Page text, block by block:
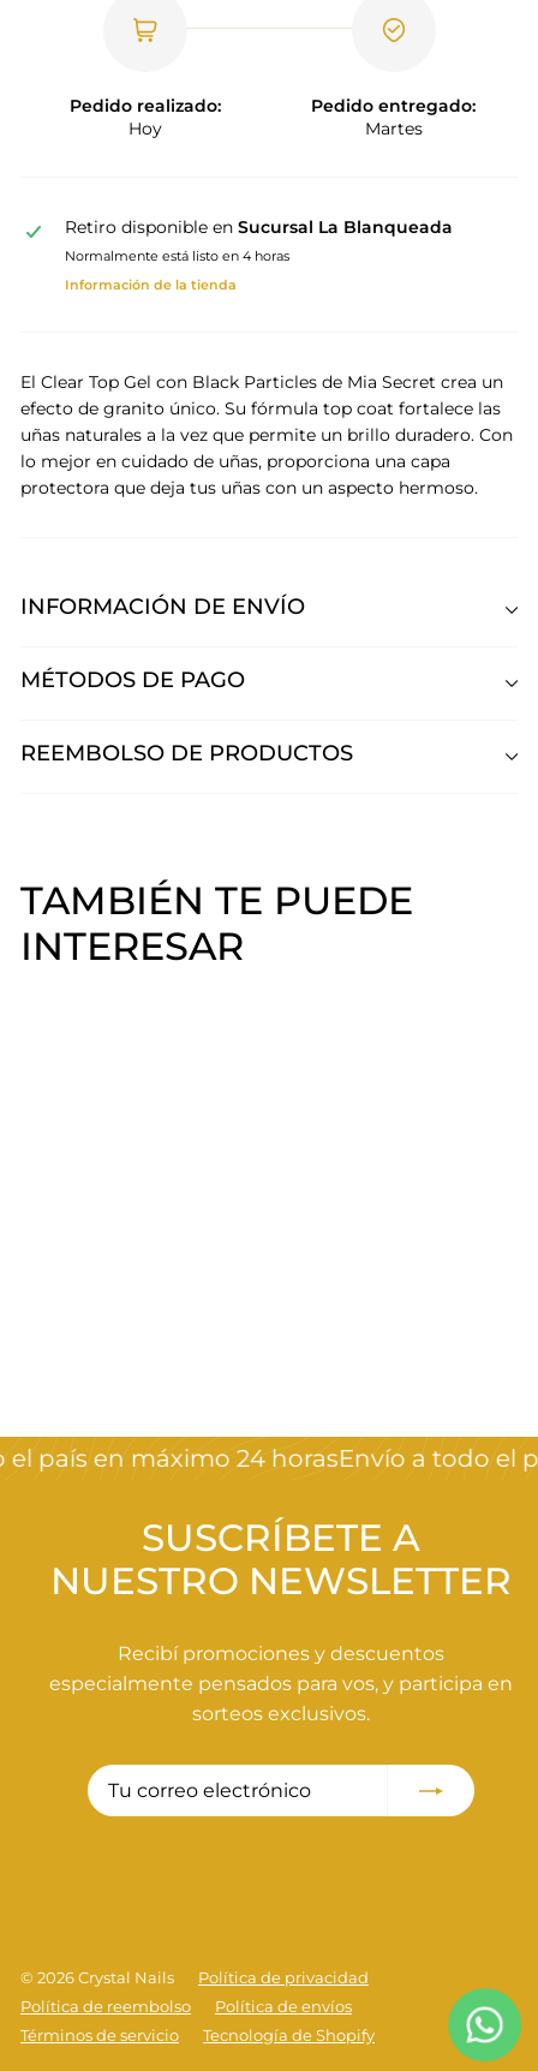
Pedido realizado:
Hoy
Pedido entregado:
Martes
Retiro disponible en Sucursal La Blanqueada
Normalmente está listo en 4 horas
Información de la tienda
El Clear Top Gel con Black Particles de Mia Secret crea un
efecto de granito único. Su fórmula top coat fortalece las
uñas naturales a la vez que permite un brillo duradero. Con
lo mejor en cuidado de uñas, proporciona una capa
protectora que deja tus uñas con un aspecto hermoso.
INFORMACIÓN DE ENVÍO
MÉTODOS DE PAGO
REEMBOLSO DE PRODUCTOS
TAMBIÉN TE PUEDE
INTERESAR
0
,
país en máximo 24 horasEnvío a todo el
SUSCRÍBETE A
NUESTRO NEWSLETTER
Recibí promociones y descuentos
especialmente pensados para vos, y participa en
sorteos exclusivos.
Tu
Suscribir
© 2026 Crystal Nails
Política de privacidad
Política de reembolso
Política de envíos
Términos de servicio
Tecnología de Shopify